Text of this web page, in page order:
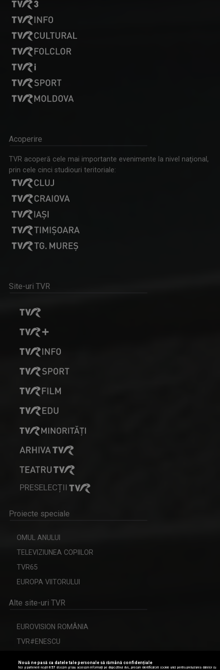
REMIX
De 25 de ani, „Remix” propune tururi ghidate ...
La „Interviurile TVR CULTURAL”, jurnalistele ...
Acoperire
TVR acoperă cele mai importante evenimente la nivel naţional,
prin cele cinci studiouri teritoriale:
Site-uri TVR
PRESELECȚII
Proiecte speciale
OMUL ANULUI
TELEVIZIUNEA COPIILOR
TVR65
EUROPA VIITORULUI
Alte site-uri TVR
EUROVISION ROMÂNIA
TVR#ENESCU
Nouă ne pasă ca datele tale personale să rămână confidențiale
Noi și partenerii noștri657 stocăm și/sau accesăm informații pe dispozitivul dvs., precum identificatorii cookie unici pentru prelucrarea datelor cu